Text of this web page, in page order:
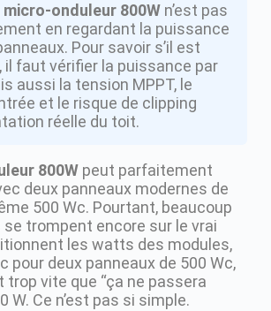
micro-onduleur 800Wn’est pas
en regardant la puissance
Pour savoir s’il est
il faut vérifier la puissance par
aussi la tension MPPT, le
et le risque de clipping
réelle du toit.
800Wpeut parfaitement
deux panneaux modernes de
500 Wc. Pourtant, beaucoup
trompent encore sur le vrai
les watts des modules,
pour deux panneaux de 500 Wc,
trop vite que “ça ne passera
W. Ce n’est pas si simple.